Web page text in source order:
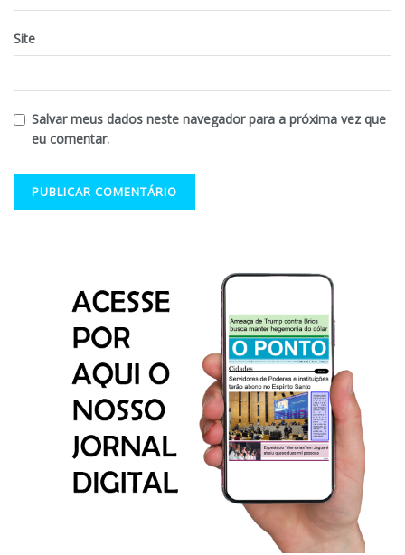
Site
Salvar meus dados neste navegador para a próxima vez que
eu comentar.